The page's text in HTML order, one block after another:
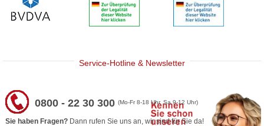
Service-Hotline & Newsletter
0800 - 22 30 300(Mo-Fr 8-18 Uhr, Sa 9-12 Uhr)
Sie haben Fragen? Dann rufen Sie uns an, wir sind für Sie da!